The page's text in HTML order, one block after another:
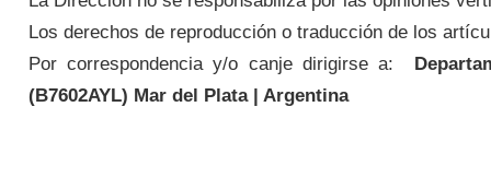
Los derechos de reproducción o traducción de los
Por correspondencia y/o canje dirigirse a:
(B7602AYL) Mar del Plata | Argentina